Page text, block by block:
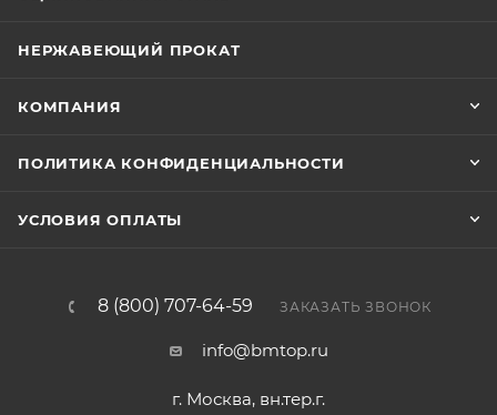
НЕРЖАВЕЮЩИЙ ПРОКАТ
КОМПАНИЯ
ПОЛИТИКА КОНФИДЕНЦИАЛЬНОСТИ
УСЛОВИЯ ОПЛАТЫ
8 (800) 707-64-59 ЗАКАЗАТЬ ЗВОНОК
info@bmtop.ru
г. Москва, вн.тер.г.